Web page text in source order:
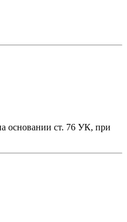
основании ст. 76 УК, при